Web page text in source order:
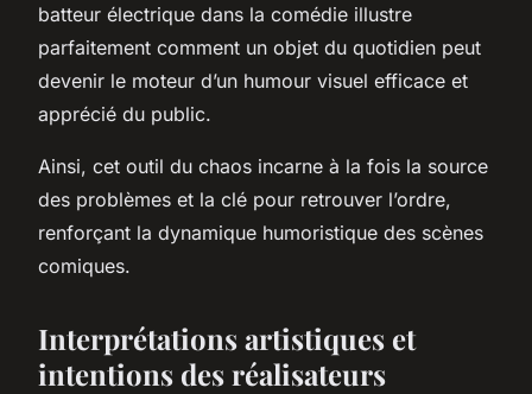
batteur électrique dans la comédie illustre
parfaitement comment un objet du quotidien peut
devenir le moteur d’un humour visuel efficace et
apprécié du public.
Ainsi, cet outil du chaos incarne à la fois la source
des problèmes et la clé pour retrouver l’ordre,
renforçant la dynamique humoristique des scènes
comiques.
Interprétations artistiques et
intentions des réalisateurs